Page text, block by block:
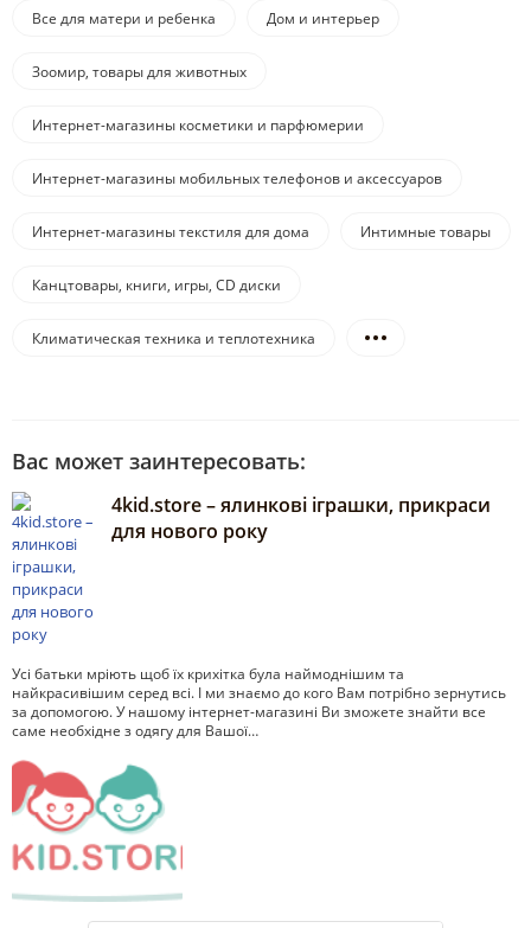
Все для матери и ребенка Дом и интерьер
Зоомир, товары для животных
Интернет-магазины косметики и парфюмерии
Интернет-магазины мобильных телефонов и аксессуаров
Интернет-магазины текстиля для дома Интимные товары
Канцтовары, книги, игры, CD диски
Климатическая техника и теплотехника
Вас может заинтересовать:
4kid.store – ялинкові іграшки, прикраси
для нового року
Усі батьки мріють щоб їх крихітка була наймоднішим та
найкрасивішим серед всі. І ми знаємо до кого Вам потрібно зернутись
за допомогою. У нашому інтернет-магазині Ви зможете знайти все
саме необхідне з одягу для Вашої…